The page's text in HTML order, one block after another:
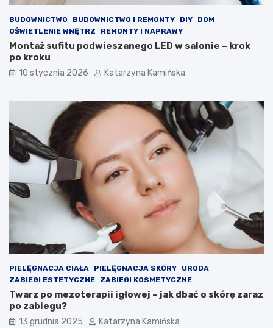
ó
r
e
p
p
r
w
a
j
ą
j
k
o
ś
w
e
t
r
z
a
l
c
e
z
y
s
k
m
c
h
o
e
s
t
l
m
?
P
r
o
BUDOWNICTWO BUDOWNICTWO I REMONTY DIY
DOM
OŚWIETLENIE WNĘTRZ
REMONTY I NAPRAWY
Montaż sufitu podwieszanego LED w salonie – krok
po kroku
10 stycznia 2026 Katarzyna Kamińska
PIELĘGNACJA CIAŁA PIELĘGNACJA SKÓRY
URODA
ZABIEGI ESTETYCZNE
ZABIEGI KOSMETYCZNE
Twarz po mezoterapii igłowej – jak dbać o skórę zaraz
po zabiegu?
13 grudnia 2025 Katarzyna Kamińska